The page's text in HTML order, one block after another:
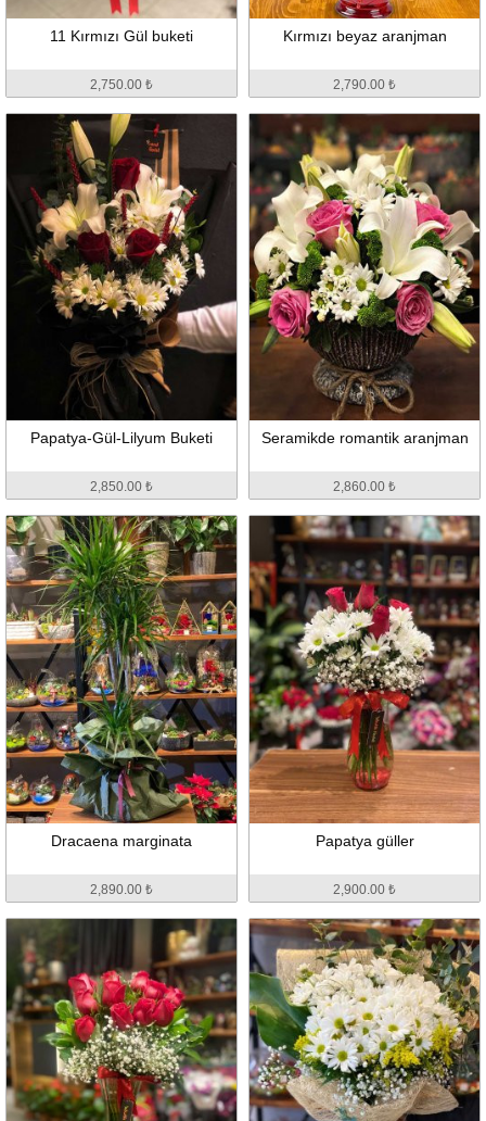
11 Kırmızı Gül buketi
2,750.00 ₺
Kırmızı beyaz aranjman
2,790.00 ₺
Papatya-Gül-Lilyum Buketi
2,850.00 ₺
Seramikde romantik aranjman
2,860.00 ₺
Dracaena marginata
2,890.00 ₺
Papatya güller
2,900.00 ₺